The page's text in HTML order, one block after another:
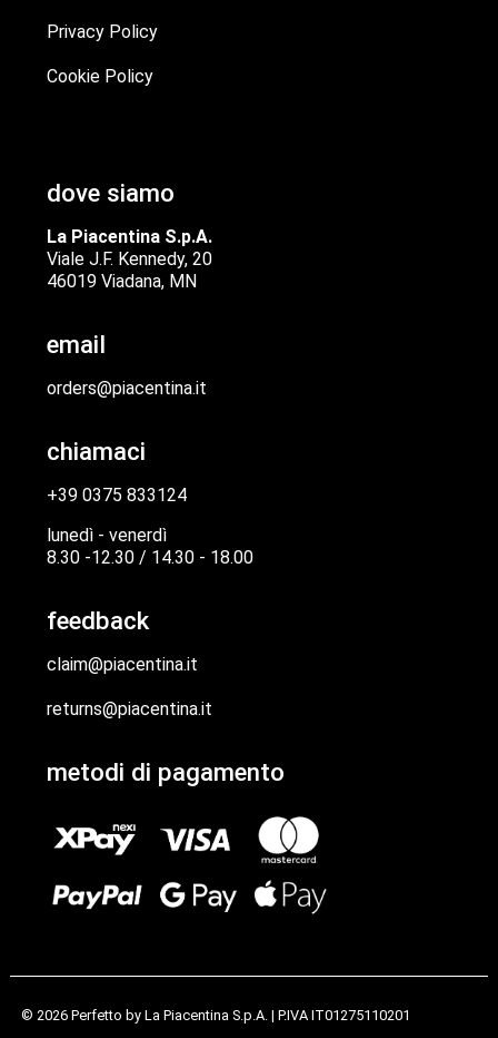
Privacy Policy
Cookie Policy
dove siamo
La Piacentina S.p.A.
Viale J.F. Kennedy, 20
46019 Viadana, MN
email
orders@piacentina.it
chiamaci
+39 0375 833124
lunedì - venerdì
8.30 -12.30 / 14.30 - 18.00
feedback
claim@piacentina.it
returns@piacentina.it
metodi di pagamento
© 2026 Perfetto by La Piacentina S.p.A.| P.IVA IT01275110201